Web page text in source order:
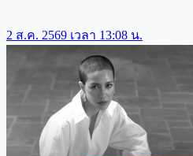
2 ส.ค. 2569 เวลา 13:08 น.